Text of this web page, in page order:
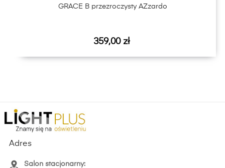
GRACE B przezroczysty AZzardo
Cena
359,00 zł
Adres
Salon stacjonarny: